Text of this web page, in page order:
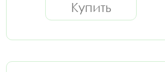
Купить